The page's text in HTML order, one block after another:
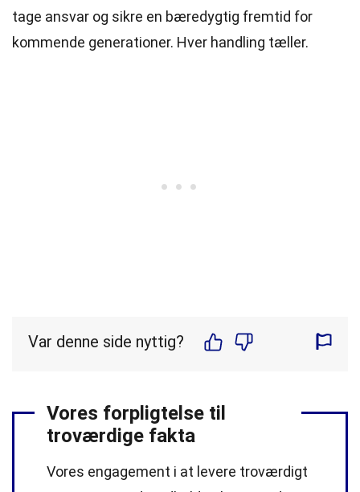
tage ansvar og sikre en bæredygtig fremtid for
kommende generationer. Hver handling tæller.
Var denne side nyttig?
Vores forpligtelse til
troværdige fakta
Vores engagement i at levere troværdigt